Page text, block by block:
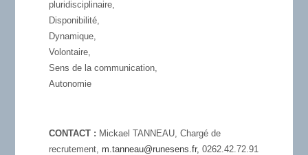
pluridisciplinaire,
Disponibilité,
Dynamique,
Volontaire,
Sens de la communication,
Autonomie
CONTACT : Mickael TANNEAU, Chargé de
recrutement, m.tanneau@runesens.fr, 0262.42.72.91